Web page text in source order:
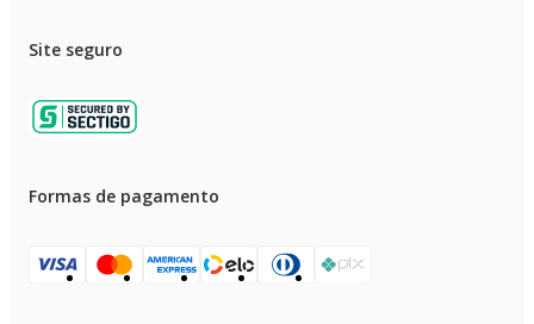
Site seguro
Formas de pagamento